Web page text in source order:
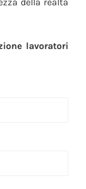
lavoratori